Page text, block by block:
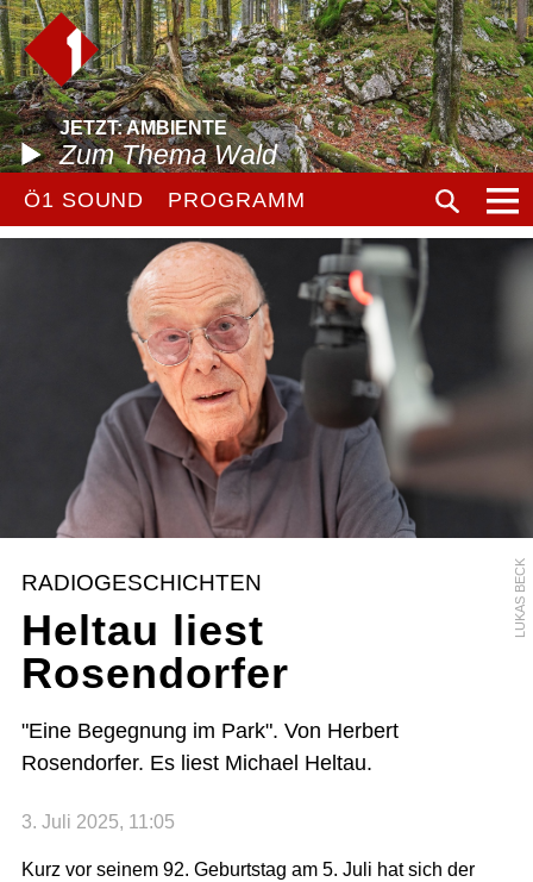
JETZT: AMBIENTE
Zum Thema Wald
Ö1 SOUND PROGRAMM
LUKAS BECK
RADIOGESCHICHTEN
Heltau liest
Rosendorfer
"Eine Begegnung im Park". Von Herbert
Rosendorfer. Es liest Michael Heltau.
3. Juli 2025, 11:05
Kurz vor seinem 92. Geburtstag am 5. Juli hat sich der